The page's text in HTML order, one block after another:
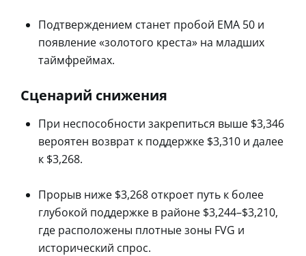
Подтверждением станет пробой EMA 50 и
появление «золотого креста» на младших
таймфреймах.
Сценарий снижения
При неспособности закрепиться выше $3,346
вероятен возврат к поддержке $3,310 и далее
к $3,268.
Прорыв ниже $3,268 откроет путь к более
глубокой поддержке в районе $3,244–$3,210,
где расположены плотные зоны FVG и
исторический спрос.